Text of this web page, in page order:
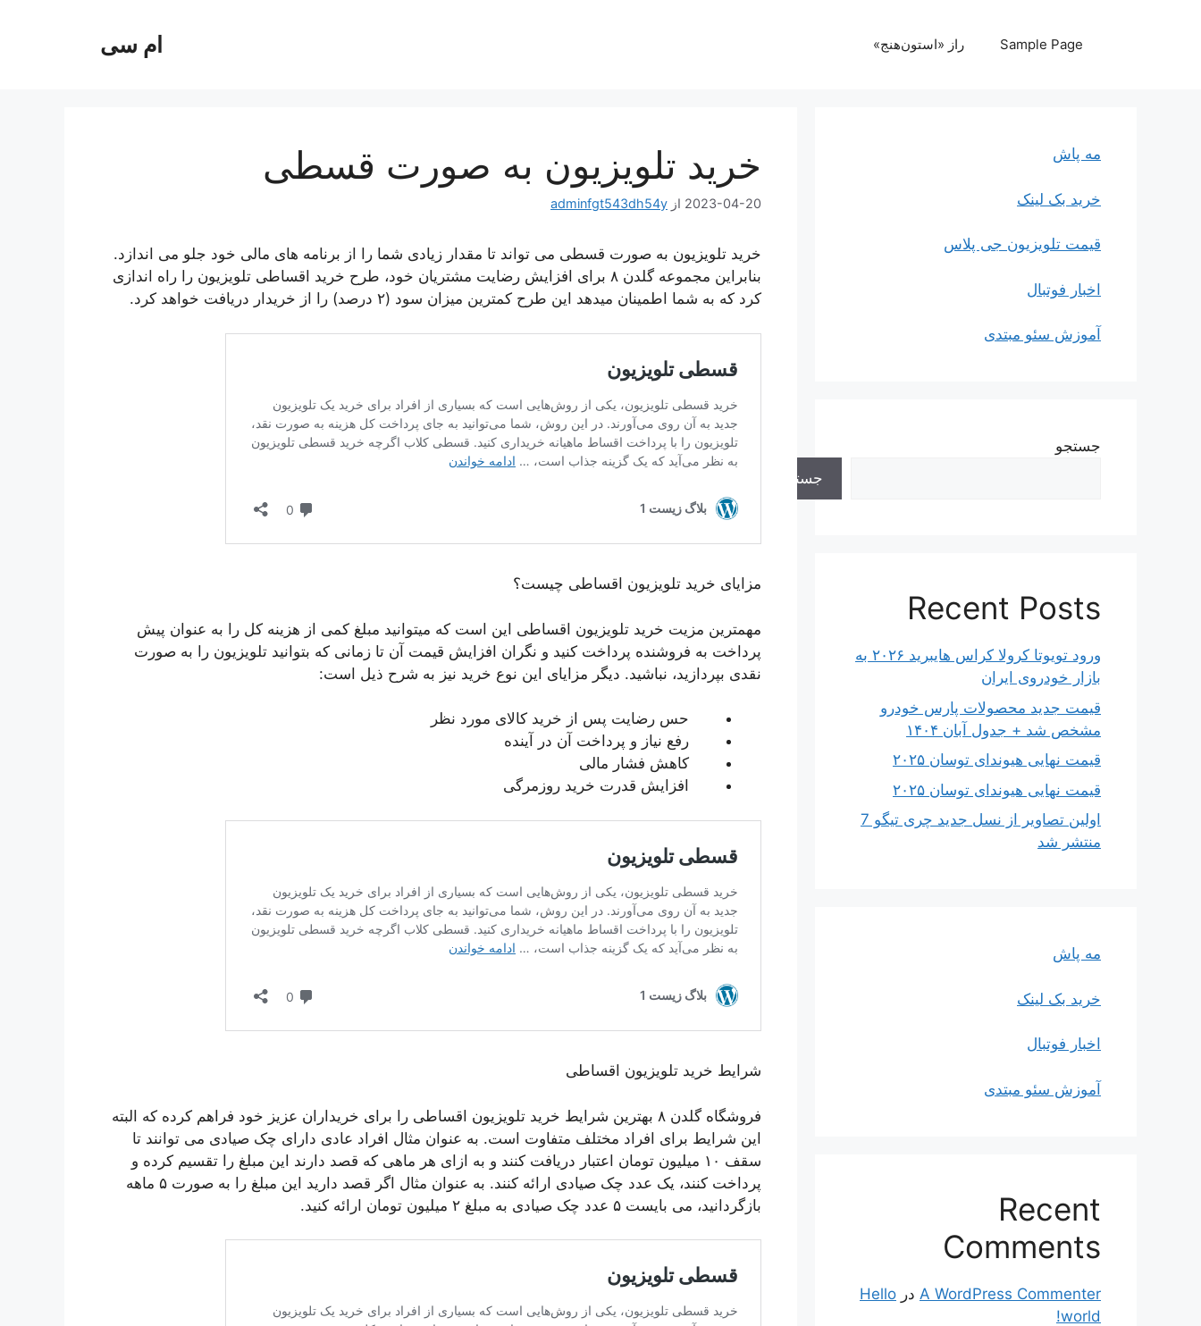
ام سی Sample Page راز «استون‌هنج»
خرید تلویزیون به صورت قسطی
2023-04-20 از adminfgt543dh54y
خرید تلویزیون به صورت قسطی می تواند تا مقدار زیادی شما را از برنامه های مالی خود جلو می اندازد.
بنابراین مجموعه گلدن ۸ برای افزایش رضایت مشتریان خود، طرح خرید اقساطی تلویزیون را راه اندازی
کرد که به شما اطمینان میدهد این طرح کمترین میزان سود (۲ درصد) را از خریدار دریافت خواهد کرد.
مزایای خرید تلویزیون اقساطی چیست؟
مهمترین مزیت خرید تلویزیون اقساطی این است که میتوانید مبلغ کمی از هزینه کل را به عنوان پیش
پرداخت به فروشنده پرداخت کنید و نگران افزایش قیمت آن تا زمانی که بتوانید تلویزیون را به صورت
نقدی بپردازید، نباشید. دیگر مزایای این نوع خرید نیز به شرح ذیل است:
حس رضایت پس از خرید کالای مورد نظر
رفع نیاز و پرداخت آن در آینده
کاهش فشار مالی
افزایش قدرت خرید روزمرگی
شرایط خرید تلویزیون اقساطی
فروشگاه گلدن ۸ بهترین شرایط خرید تلویزیون اقساطی را برای خریداران عزیز خود فراهم کرده که البته
این شرایط برای افراد مختلف متفاوت است. به عنوان مثال افراد عادی دارای چک صیادی می توانند تا
سقف ۱۰ میلیون تومان اعتبار دریافت کنند و به ازای هر ماهی که قصد دارند این مبلغ را تقسیم کرده و
پرداخت کنند، یک عدد چک صیادی ارائه کنند. به عنوان مثال اگر قصد دارید این مبلغ را به صورت ۵ ماهه
بازگردانید، می بایست ۵ عدد چک صیادی به مبلغ ۲ میلیون تومان ارائه کنید.
مه پاش
خرید بک لینک
قیمت تلویزیون جی پلاس
اخبار فوتبال
آموزش سئو مبتدی
جستجو
جستجو
Recent Posts
ورود تویوتا کرولا کراس هایبرید ۲۰۲۶ به
بازار خودروی ایران
قیمت جدید محصولات پارس خودرو
مشخص شد + جدول آبان ۱۴۰۴
قیمت نهایی هیوندای توسان ۲۰۲۵
قیمت نهایی هیوندای توسان ۲۰۲۵
اولین تصاویر از نسل جدید چری تیگو 7
منتشر شد
مه پاش
خرید بک لینک
اخبار فوتبال
آموزش سئو مبتدی
Recent
Comments
A WordPress Commenter در Hello
world!